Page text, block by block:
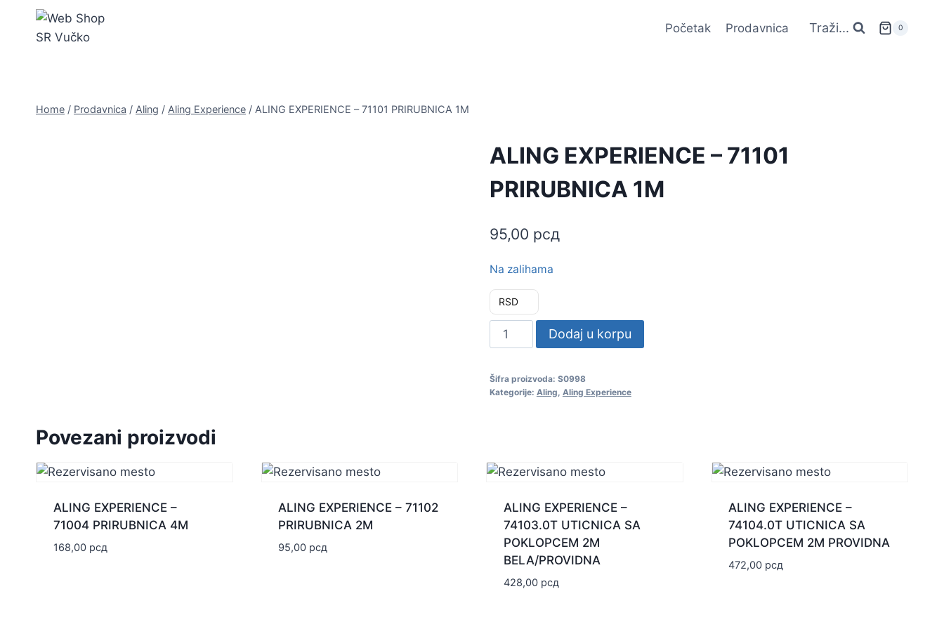
content
Početak Prodavnica Traži... 0
Home / Prodavnica / Aling / Aling Experience / ALING EXPERIENCE – 71101 PRIRUBNICA 1M
ALING EXPERIENCE – 71101
PRIRUBNICA 1M
95,00 рсд
Na zalihama
RSD
ALING
EXPERIENCE
71101
Dodaj u korpu
Šifra proizvoda: S0998
Kategorije: Aling Aling Experience
Povezani proizvodi
ALING EXPERIENCE –
71004 PRIRUBNICA 4M
168,00 рсд
ALING EXPERIENCE – 71102
PRIRUBNICA 2M
95,00 рсд
ALING EXPERIENCE –
74103.0T UTICNICA SA
POKLOPCEM 2M
BELA/PROVIDNA
428,00 рсд
ALING EXPERIENCE –
74104.0T UTICNICA SA
POKLOPCEM 2M PROVIDNA
472,00 рсд